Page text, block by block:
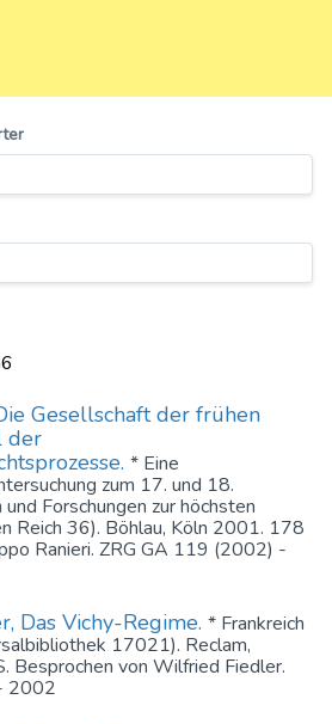
Gesellschaft der frühen
der
* Eine
zum 17. und 18.
Forschungen zur höchsten
Reich 36). Böhlau, Köln 2001. 178
Ranieri. ZRG GA 119 (2002) -
Das Vichy-Regime. * Frankreich
17021). Reclam,
von Wilfried Fiedler.
2002